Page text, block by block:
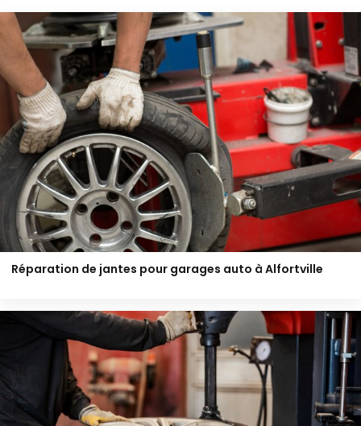
Réparation de jantes pour garages auto à Alfortville